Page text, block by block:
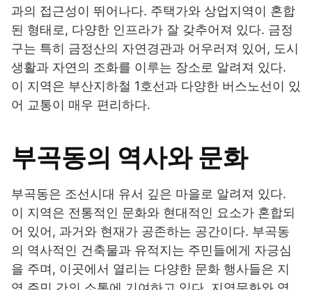
과의 접근성이 뛰어나다. 주택가와 상업지역이 혼합
된 형태로, 다양한 인프라가 잘 갖추어져 있다. 금정
구는 특히 금정산의 자연경관과 어우러져 있어, 도시
생활과 자연의 조화를 이루는 장소로 알려져 있다.
이 지역은 부산지하철 1호선과 다양한 버스노선이 있
어 교통이 매우 편리하다.
부곡동의 역사와 문화
부곡동은 조선시대 유서 깊은 마을로 알려져 있다.
이 지역은 전통적인 문화와 현대적인 요소가 혼합되
어 있어, 과거와 현재가 공존하는 공간이다. 부곡동
의 역사적인 건축물과 유적지는 주민들에게 자긍심
을 주며, 이곳에서 열리는 다양한 문화 행사들은 지